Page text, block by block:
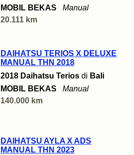
MOBIL BEKAS
Manual
20.111 km
DAIHATSU TERIOS X DELUXE
MANUAL THN 2018
2018 Daihatsu Terios di Bali
MOBIL BEKAS
Manual
140.000 km
DAIHATSU AYLA X ADS
MANUAL THN 2023